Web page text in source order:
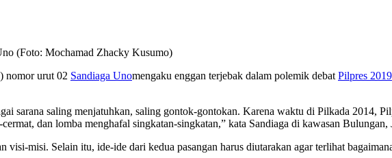
(Foto: Mochamad Zhacky Kusumo)
nomor urut 02 Sandiaga Unomengaku enggan terjebak dalam polemik debat Pilpres 2019
sarana saling menjatuhkan, saling gontok-gontokan. Karena waktu di Pilkada 2014,
dan lomba menghafal singkatan-singkatan,” kata Sandiaga di kawasan Bulungan,
visi-misi. Selain itu, ide-ide dari kedua pasangan harus diutarakan agar terlihat